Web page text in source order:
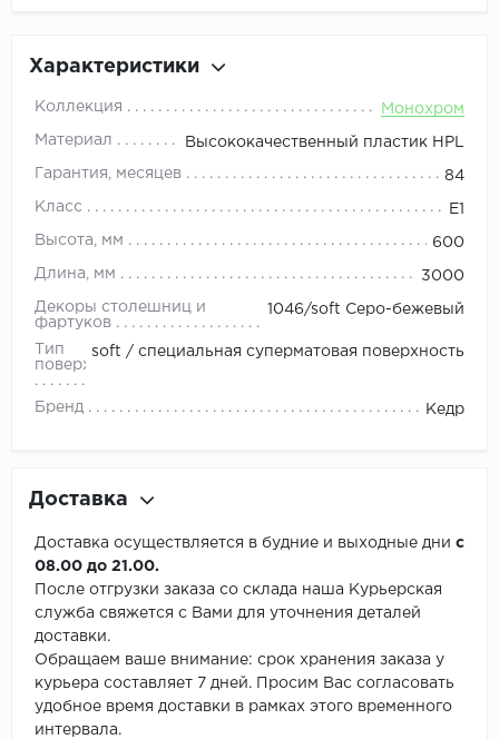
Характеристики
Коллекция Монохром
Материал Высококачественный пластик HPL
Гарантия, месяцев 84
Класс E1
Высота, мм 600
Длина, мм 3000
Декоры столешниц и
фартуков
1046/soft Серо-бежевый
Тип
поверхности
soft / специальная суперматовая поверхность
Бренд Кедр
Доставка
Доставка осуществляется в будние и выходные дни с
08.00 до 21.00.
После отгрузки заказа со склада наша Курьерская
служба свяжется с Вами для уточнения деталей
доставки.
Обращаем ваше внимание: срок хранения заказа у
курьера составляет 7 дней. Просим Вас согласовать
удобное время доставки в рамках этого временного
интервала.